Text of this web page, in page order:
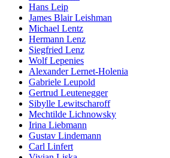
Hans Leip
James Blair Leishman
Michael Lentz
Hermann Lenz
Siegfried Lenz
Wolf Lepenies
Alexander Lernet-Holenia
Gabriele Leupold
Gertrud Leutenegger
Sibylle Lewitscharoff
Mechtilde Lichnowsky
Irina Liebmann
Gustav Lindemann
Carl Linfert